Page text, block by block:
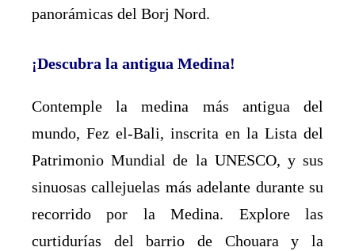
panorámicas del Borj Nord.
¡Descubra la antigua Medina!
Contemple la medina más antigua del
mundo, Fez el-Bali, inscrita en la Lista del
Patrimonio Mundial de la UNESCO, y sus
sinuosas callejuelas más adelante durante su
recorrido por la Medina. Explore las
curtidurías del barrio de Chouara y la